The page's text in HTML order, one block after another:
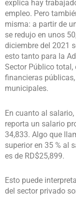
explica hay
empleo. Pero
misma: a partir de
se redujo en unos
diciembre del 2021
esto tanto para la
Sector Público
financieras
municipales.
En cuanto al
reporta un salario
34,833. Algo que
superior en 35 % al
es de RD$25,899.
Esto puede
del sector privado